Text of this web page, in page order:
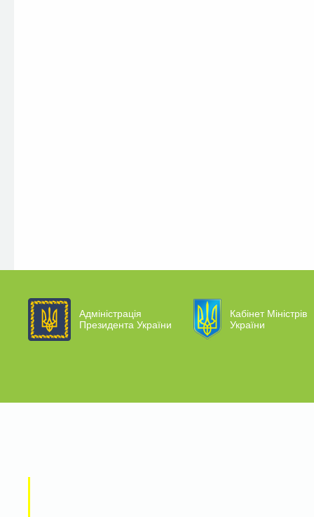
Адміністрація
Президента України
Кабінет Міністрів
України